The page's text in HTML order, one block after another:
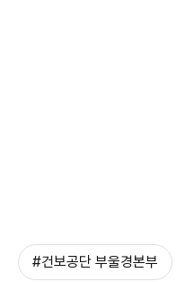
#건보공단 부울경본부